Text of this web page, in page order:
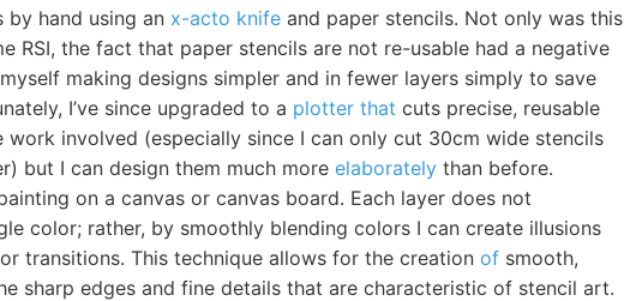
by hand using an x-acto knife and paper stencils. Not only was this
RSI, the fact that paper stencils are not re-usable had a negative
making designs simpler and in fewer layers simply to save
I’ve since upgraded to a plotter that cuts precise, reusable
work involved (especially since I can only cut 30cm wide stencils
but I can design them much more elaborately than before.
on a canvas or canvas board. Each layer does not
color; rather, by smoothly blending colors I can create illusions
transitions. This technique allows for the creation of smooth,
sharp edges and fine details that are characteristic of stencil art.